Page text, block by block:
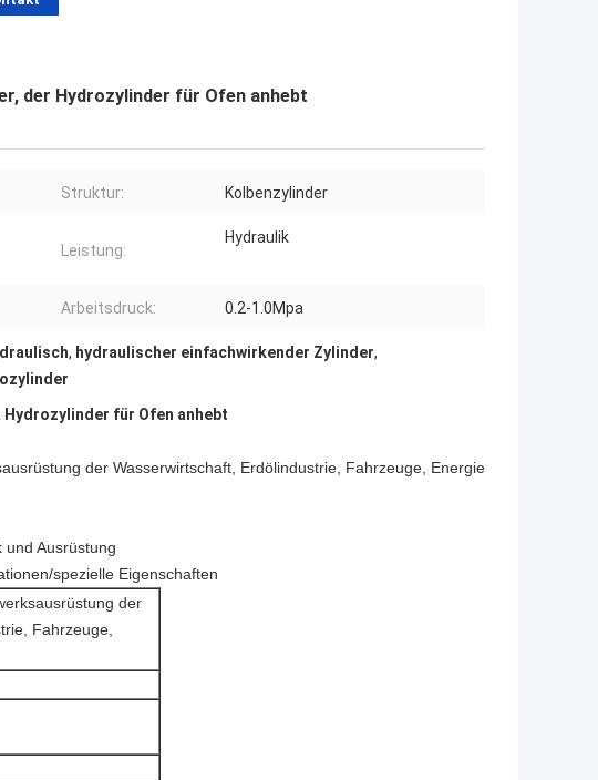
der Hydrozylinder für Ofen anhebt
Struktur: Kolbenzylinder
Leistung:
Hydraulik
Arbeitsdruck: 0.2-1.0Mpa
, hydraulischer einfachwirkender Zylinder,
für Ofen anhebt
der Wasserwirtschaft, Erdölindustrie, Fahrzeuge, Energie
und Ausrüstung
spezielle Eigenschaften
der
Fahrzeuge,